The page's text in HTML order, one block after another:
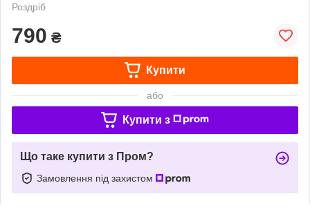
Роздріб
790 ₴
Купити
або
Купити з
Що таке купити з Пром?
Замовлення під захистом